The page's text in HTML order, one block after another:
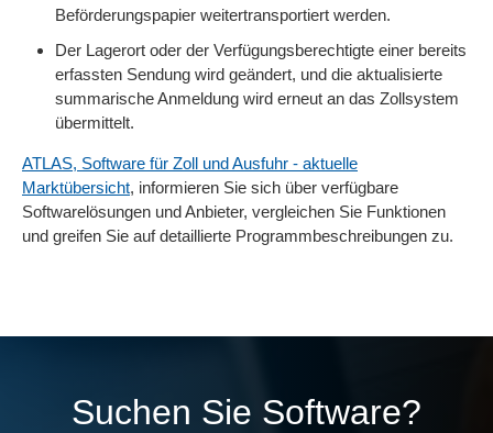
Beförderungspapier weitertransportiert werden.
Der Lagerort oder der Verfügungsberechtigte einer bereits
erfassten Sendung wird geändert, und die aktualisierte
summarische Anmeldung wird erneut an das Zollsystem
übermittelt.
ATLAS, Software für Zoll und Ausfuhr - aktuelle
Marktübersicht, informieren Sie sich über verfügbare
Softwarelösungen und Anbieter, vergleichen Sie Funktionen
und greifen Sie auf detaillierte Programmbeschreibungen zu.
Suchen Sie Software?